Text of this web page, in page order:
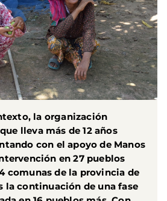
la organización
lleva más de 12 años
con el apoyo de Manos
en 27 pueblos
comunas de la provincia de
la continuación de una fase